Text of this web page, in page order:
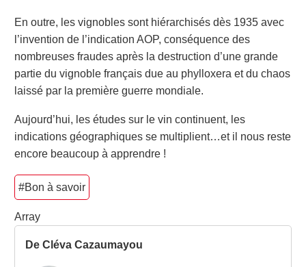
En outre, les vignobles sont hiérarchisés dès 1935 avec
l’invention de l’indication AOP, conséquence des
nombreuses fraudes après la destruction d’une grande
partie du vignoble français due au phylloxera et du chaos
laissé par la première guerre mondiale.
Aujourd’hui, les études sur le vin continuent, les
indications géographiques se multiplient…et il nous reste
encore beaucoup à apprendre !
#Bon à savoir
Array
De Cléva Cazaumayou